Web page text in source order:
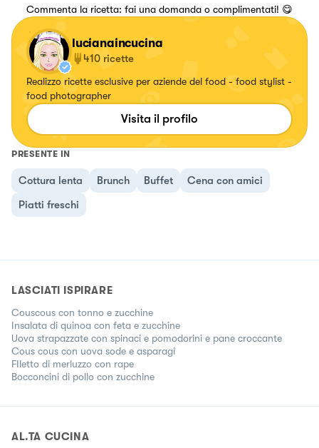
Commenta la ricetta: fai una domanda o complimentati! 😋
lucianaincucina
410 ricette
Realizzo ricette esclusive per aziende del food - food stylist -
food photographer
Visita il profilo
PRESENTE IN
Cottura lenta Brunch Buffet
Cena con amici
Piatti freschi
LASCIATI ISPIRARE
Couscous con tonno e zucchine
Insalata di quinoa con feta e zucchine
Uova strapazzate con spinaci e pomodorini e pane croccante
Cous cous con uova sode e asparagi
FIletto di merluzzo con rape
Bocconcini di pollo con zucchine
AL.TA CUCINA